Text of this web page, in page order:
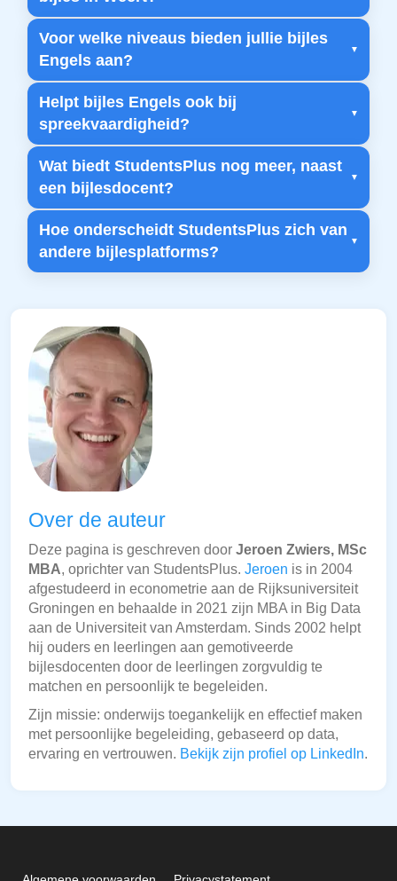
Voor welke niveaus bieden jullie bijles
Engels aan?
Helpt bijles Engels ook bij
spreekvaardigheid?
Wat biedt StudentsPlus nog meer, naast
een bijlesdocent?
Hoe onderscheidt StudentsPlus zich van
andere bijlesplatforms?
Over de auteur
Deze pagina is geschreven door Jeroen Zwiers, MSc
MBA, oprichter van StudentsPlus. Jeroen is in 2004
afgestudeerd in econometrie aan de Rijksuniversiteit
Groningen en behaalde in 2021 zijn MBA in Big Data
aan de Universiteit van Amsterdam. Sinds 2002 helpt
hij ouders en leerlingen aan gemotiveerde
bijlesdocenten door de leerlingen zorgvuldig te
matchen en persoonlijk te begeleiden.
Zijn missie: onderwijs toegankelijk en effectief maken
met persoonlijke begeleiding, gebaseerd op data,
ervaring en vertrouwen. Bekijk zijn profiel op LinkedIn.